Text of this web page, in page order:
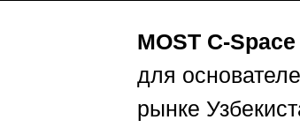
MOST C-
для
рынке